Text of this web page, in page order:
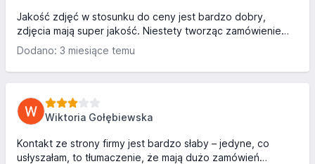
Jakość zdjęć w stosunku do ceny jest bardzo dobry,
zdjęcia mają super jakość. Niestety tworząc zamówienie
zrobiłam 3 zlecenia i zdjęcia przyszły pomieszane, co
dodało mi dodatkowej pracy przy segregacji ich.
Dodano: 3 miesiące temu
Wiktoria Gołębiewska
Kontakt ze strony firmy jest bardzo słaby – jedyne, co
usłyszałam, to tłumaczenie, że mają dużo zamówień